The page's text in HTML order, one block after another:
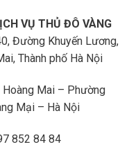
VỤ THỦ ĐÔ VÀNG
Đường Khuyến Lương,
Thành phố Hà Nội
Mai – Phường
Mại – Hà Nội
852 84 84